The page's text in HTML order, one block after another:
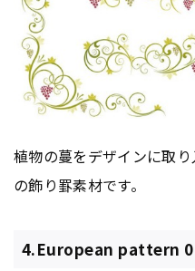
植物の蔓をデザインに取
の飾り罫素材です。
4.European pattern